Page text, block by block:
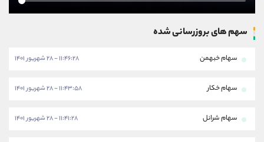
سهم های بروزرسانی شده
سهام خبهمن ۱۱:۴۶:۲۸ - ۲۸ شهریور ۱۴۰۱
سهام خکار ۱۱:۴۳:۵۸ - ۲۸ شهریور ۱۴۰۱
سهام شرانل ۱۱:۴۱:۲۸ - ۲۸ شهریور ۱۴۰۱